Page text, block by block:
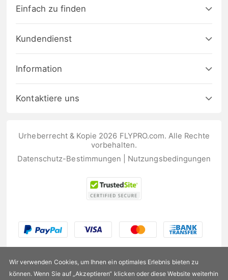
Einfach zu finden
Kundendienst
Information
Kontaktiere uns
Urheberrecht & Kopie 2026 FLYPRO.com. Alle Rechte
vorbehalten.
Datenschutz-Bestimmungen
Nutzungsbedingungen
Wir verwenden Cookies, um Ihnen ein optimales Erlebnis bieten zu
können. Wenn Sie auf „Akzeptieren“ klicken oder diese Website weiterhin